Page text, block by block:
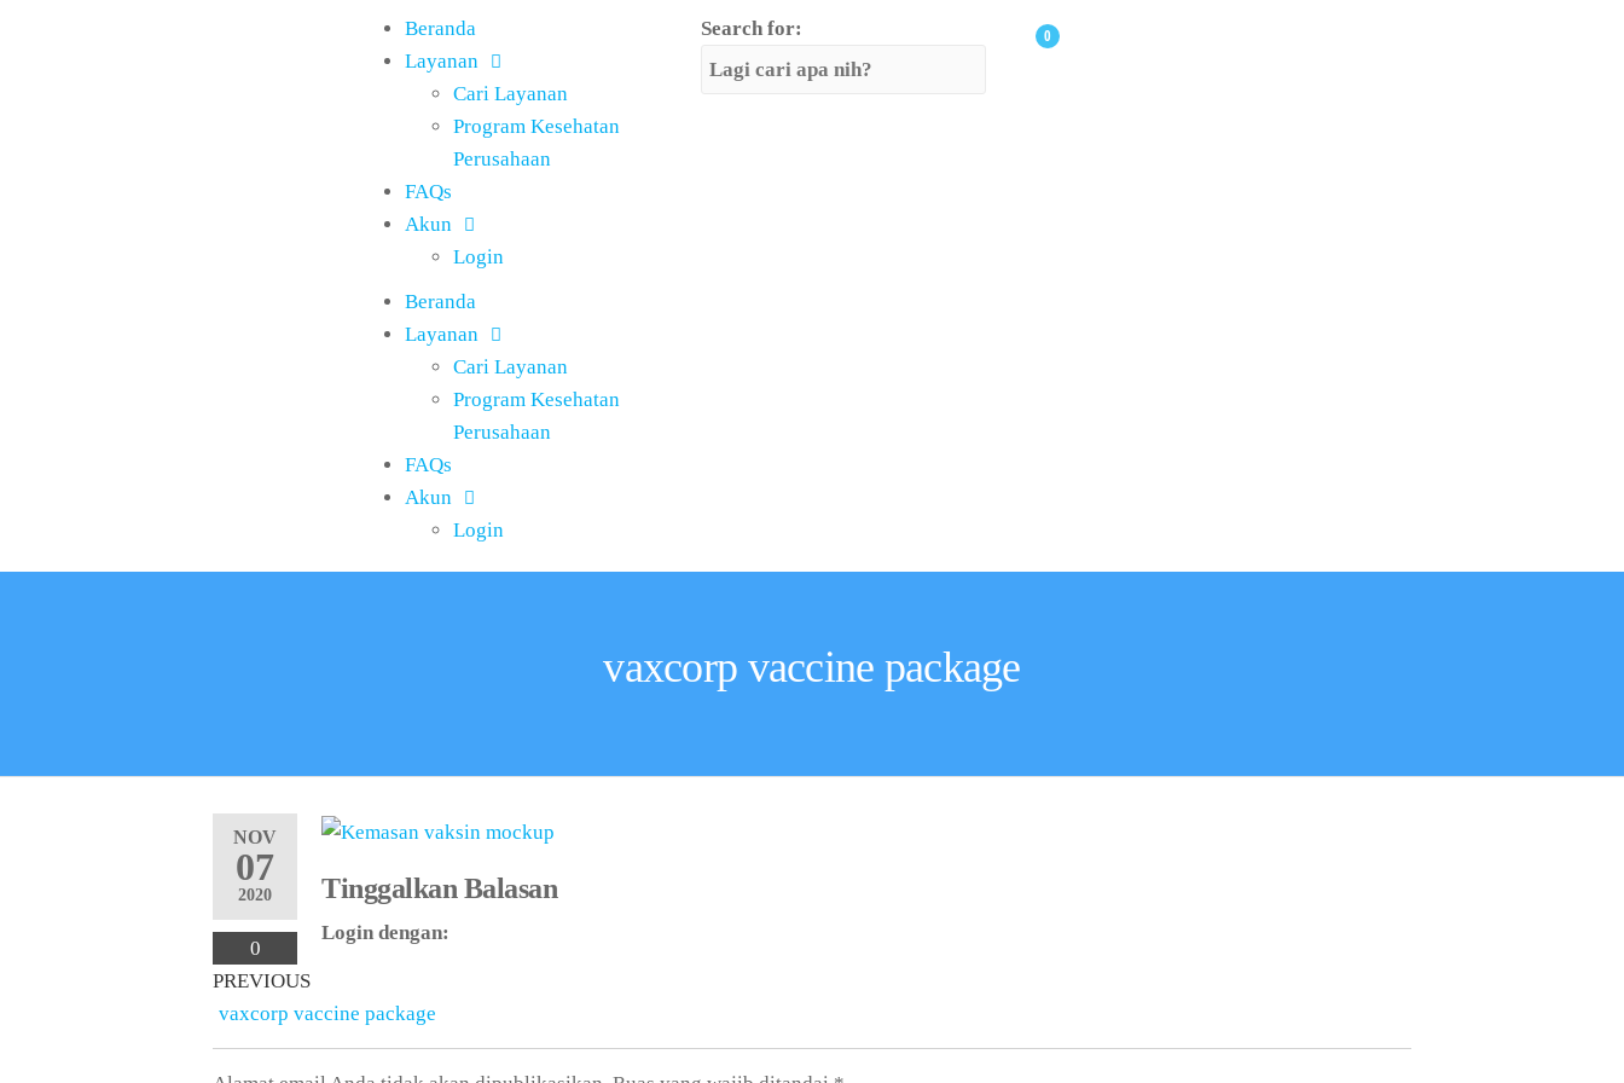
Beranda
Layanan
Cari Layanan
Program Kesehatan
Perusahaan
FAQs
Akun
Login
Beranda
Layanan
Cari Layanan
Program Kesehatan
Perusahaan
FAQs
Akun
Login
Search for: 0
vaxcorp vaccine package
NOV
07
2020
0
PREVIOUS
vaxcorp vaccine package
Tinggalkan Balasan
Login dengan: